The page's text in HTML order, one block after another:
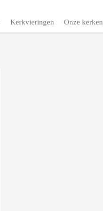
Kerkvieringen Onze kerken